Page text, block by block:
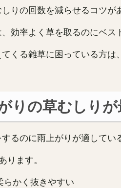
りの回数を減らせるコツが
効率よく草を取るのにベス
くる雑草に困っている方は
りの草むしり
るのに雨上がりが適してい
ります。
らかく抜きやすい